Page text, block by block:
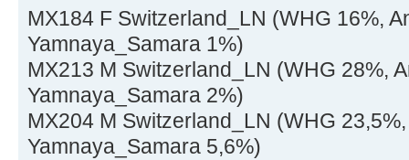
MX184 F Switzerland_LN (WHG 16%,
Yamnaya_Samara 1%)
MX213 M Switzerland_LN (WHG 28%,
Yamnaya_Samara 2%)
MX204 M Switzerland_LN (WHG
Yamnaya_Samara 5,6%)